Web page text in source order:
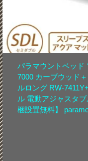
パラマウントベッド
7000 カーブウッド
ルロング RW-
ル 電動アジャスタ
梱設置無料】